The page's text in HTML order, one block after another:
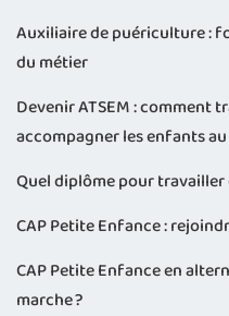
Auxiliaire de puériculture :
du métier
Devenir ATSEM : comment
accompagner les enfants
Quel diplôme pour travailler
CAP Petite Enfance :
CAP Petite Enfance en
marche ?